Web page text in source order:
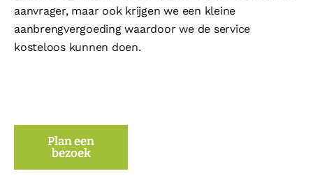
aanvrager, maar ook krijgen we een kleine
aanbrengvergoeding waardoor we de service
kosteloos kunnen doen.
Plan een
bezoek